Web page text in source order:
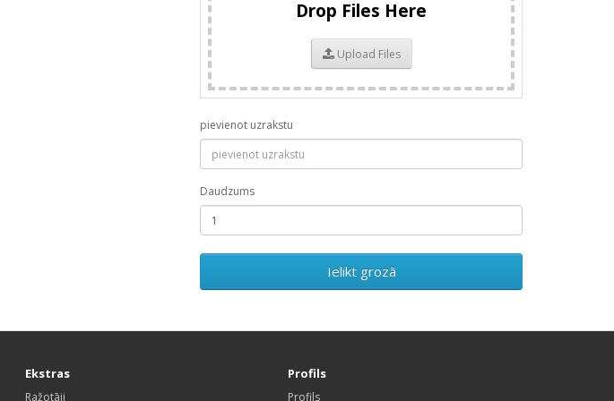
Drop Files Here
Upload Files
pievienot uzrakstu
Daudzums
Ielikt grozā
Ekstras
Ražotāji
Profils
Profils